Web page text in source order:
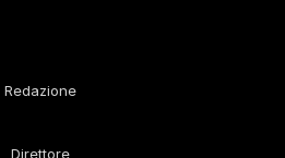
Redazione
Direttore